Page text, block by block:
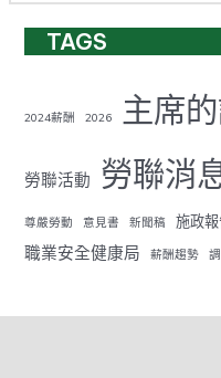
TAGS
2024薪酬 2026 主席
勞聯活動 勞聯消
尊嚴勞動 意見書 新聞稿 施政
職業安全健康局 薪酬趨勢